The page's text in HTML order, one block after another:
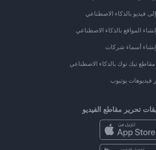
فيديو بالذكاء الاصطناعي
إنشاء المواقع بالذكاء الاصطناعي
إنشاء أسماء شركات
تيك توك بالذكاء الاصطناعي
فيديوهات يوتيوب
تحرير مقاطع الفيديو